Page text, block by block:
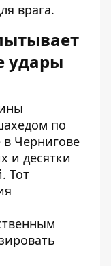
врага.
удары
по
Чернигове
и десятки
Тот